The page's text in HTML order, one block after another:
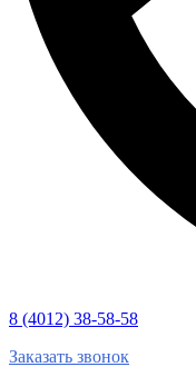
8 (4012) 38-58-58
Заказать звонок